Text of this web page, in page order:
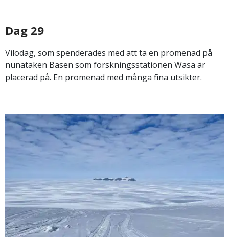
Dag 29
Vilodag, som spenderades med att ta en promenad på
nunataken Basen som forskningsstationen Wasa är
placerad på. En promenad med många fina utsikter.